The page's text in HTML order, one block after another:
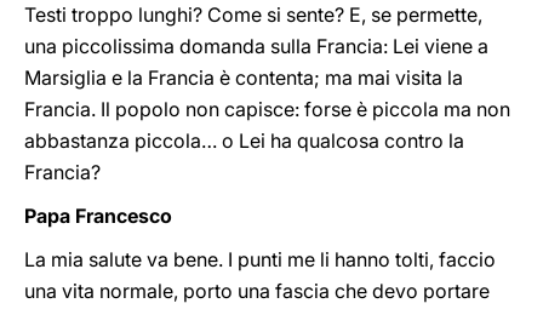
Testi troppo lunghi? Come si sente? E, se permette,
una piccolissima domanda sulla Francia: Lei viene a
Marsiglia e la Francia è contenta; ma mai visita la
Francia. Il popolo non capisce: forse è piccola ma non
abbastanza piccola… o Lei ha qualcosa contro la
Francia?
Papa Francesco
La mia salute va bene. I punti me li hanno tolti, faccio
una vita normale, porto una fascia che devo portare